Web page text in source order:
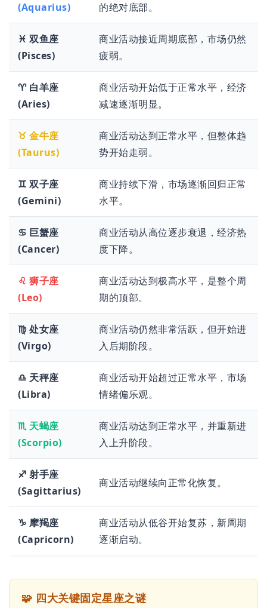
(Aquarius)
的绝对底部。
♓ 双鱼座
(Pisces)
商业活动接近周期底部，市场仍然
疲弱。
♈ 白羊座
(Aries)
商业活动开始低于正常水平，经济
减速逐渐明显。
♉ 金牛座
(Taurus)
商业活动达到正常水平，但整体趋
势开始走弱。
♊ 双子座
(Gemini)
商业持续下滑，市场逐渐回归正常
水平。
♋ 巨蟹座
(Cancer)
商业活动从高位逐步衰退，经济热
度下降。
♌ 狮子座
(Leo)
商业活动达到极高水平，是整个周
期的顶部。
♍ 处女座
(Virgo)
商业活动仍然非常活跃，但开始进
入后期阶段。
♎ 天秤座
(Libra)
商业活动开始超过正常水平，市场
情绪偏乐观。
♏ 天蝎座
(Scorpio)
商业活动达到正常水平，并重新进
入上升阶段。
♐ 射手座
(Sagittarius)
商业活动继续向正常化恢复。
♑ 摩羯座
(Capricorn)
商业活动从低谷开始复苏，新周期
逐渐启动。
🧩 四大关键固定星座之谜